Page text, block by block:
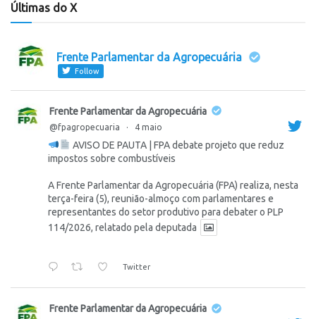
Últimas do X
Frente Parlamentar da Agropecuária
Follow
Frente Parlamentar da Agropecuária
@fpagropecuaria · 4 maio
AVISO DE PAUTA | FPA debate projeto que reduz
impostos sobre combustíveis
A Frente Parlamentar da Agropecuária (FPA) realiza, nesta
terça-feira (5), reunião-almoço com parlamentares e
representantes do setor produtivo para debater o PLP
114/2026, relatado pela deputada
Twitter
Frente Parlamentar da Agropecuária